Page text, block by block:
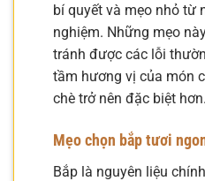
bí quyết và mẹo nhỏ từ
nghiệm. Những mẹo
tránh được các lỗi
tầm hương vị của món
chè trở nên đặc biệt hơn.
Mẹo chọn bắp tươi
Bắp là nguyên liệu